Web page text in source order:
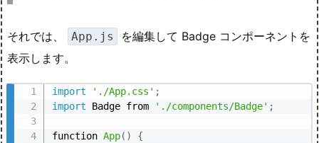
それでは、 App.js
を編集して Badge コンポーネントを
表示します。
import './App.css' ;
import Badge from './components/Badge' ;
function App( )
{